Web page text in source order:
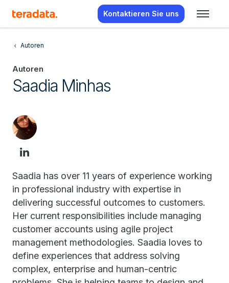
Kontaktieren Sie uns
Autoren
Autoren
Saadia Minhas
Saadia has over 11 years of experience working
in professional industry with expertise in
delivering successful outcomes to customers.
Her current responsibilities include managing
customer accounts using agile project
management methodologies. Saadia loves to
define experiences that address solving
complex, enterprise and human-centric